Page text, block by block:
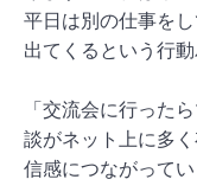
平日は別の仕事を
出てくるという行
「交流会に行った
談がネット上に多
信感につながってい